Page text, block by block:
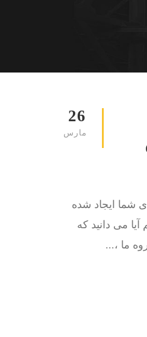
26
مارس
شما ایجاد شده
می دانید که
ما ،...